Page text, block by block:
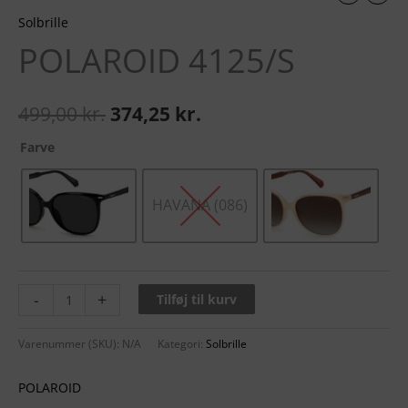
Solbrille
POLAROID 4125/S
499,00kr. 374,25 kr.
Farve
HAVANA (086)
- + Tilføj til kurv
Varenummer (SKU): N/A Kategori: Solbrille
POLAROID